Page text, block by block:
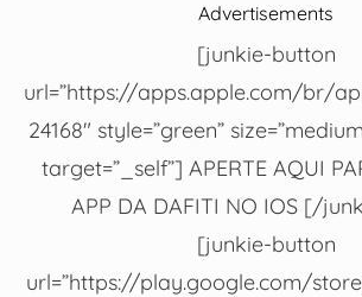
Advertisements
[junkie-button
url=”https://apps.apple.com/br/
24168″ style=”green”
target=”_self”] APERTE AQUI
APP DA DAFITI NO IOS [/
[junkie-button
url=”https://play.google.com/